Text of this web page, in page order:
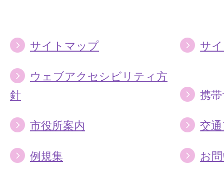
サイトマップ サ
ウェブアクセシビリティ方
針
携
市役所案内 交
例規集 お